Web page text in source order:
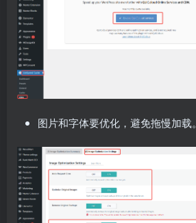
图片和字体要优化，避免拖慢加载。